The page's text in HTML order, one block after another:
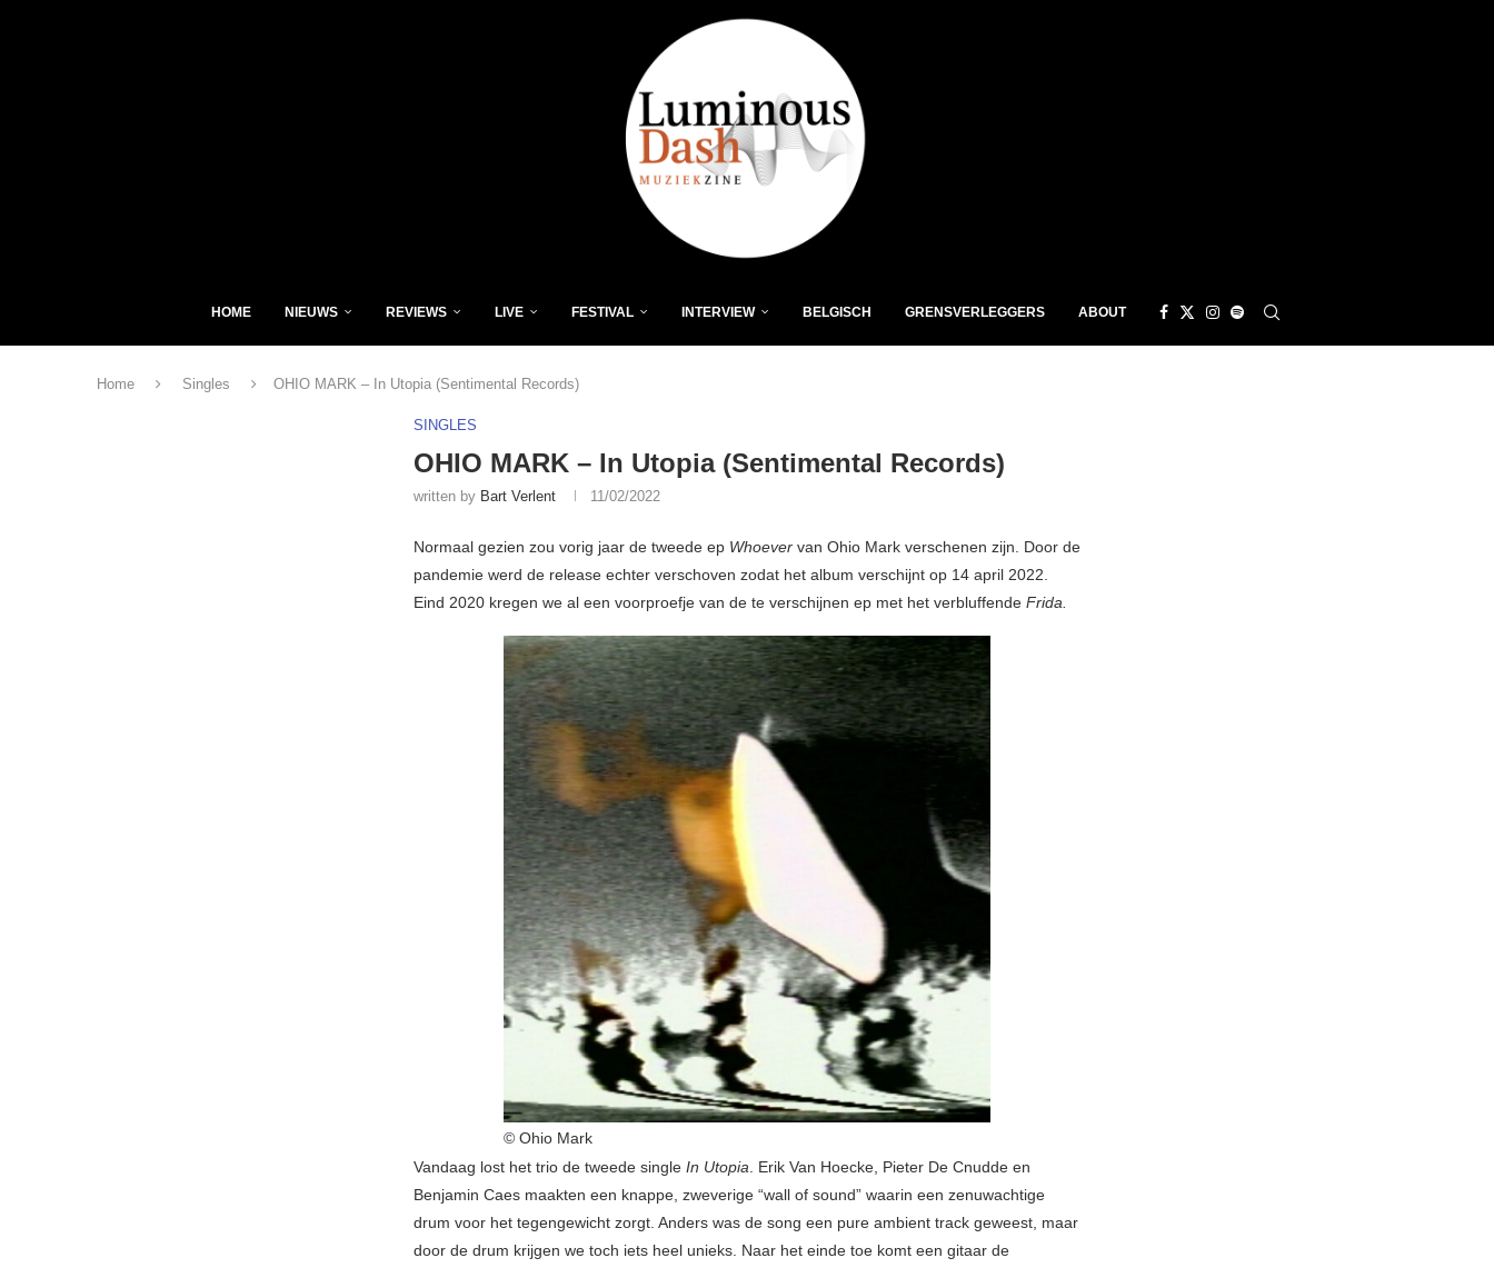
HOME NIEUWS REVIEWS LIVE FESTIVAL INTERVIEW BELGISCH GRENSVERLEGGERS ABOUT
Home Singles OHIO MARK – In Utopia (Sentimental Records)
SINGLES
OHIO MARK – In Utopia (Sentimental Records)
written by Bart Verlent 11/02/2022
Normaal gezien zou vorig jaar de tweede ep Whoever van Ohio Mark verschenen zijn. Door de
pandemie werd de release echter verschoven zodat het album verschijnt op 14 april 2022.
Eind 2020 kregen we al een voorproefje van de te verschijnen ep met het verbluffende Frida.
© Ohio Mark
Vandaag lost het trio de tweede single In Utopia. Erik Van Hoecke, Pieter De Cnudde en
Benjamin Caes maakten een knappe, zweverige “wall of sound” waarin een zenuwachtige
drum voor het tegengewicht zorgt. Anders was de song een pure ambient track geweest, maar
door de drum krijgen we toch iets heel unieks. Naar het einde toe komt een gitaar de